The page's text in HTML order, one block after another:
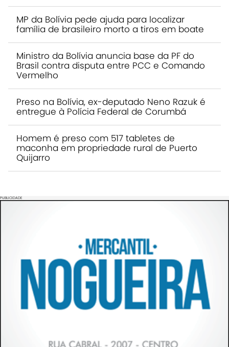
MP da Bolívia pede ajuda para localizar
família de brasileiro morto a tiros em boate
Ministro da Bolívia anuncia base da PF do
Brasil contra disputa entre PCC e Comando
Vermelho
Preso na Bolívia, ex-deputado Neno Razuk é
entregue à Polícia Federal de Corumbá
Homem é preso com 517 tabletes de
maconha em propriedade rural de Puerto
Quijarro
PUBLICIDADE